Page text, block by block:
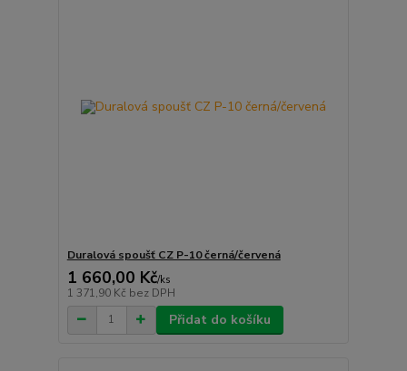
Duralová spoušť CZ P-10 černá/červená
1 660,00 Kč/ks
1 371,90 Kč bez DPH
Přidat do košíku